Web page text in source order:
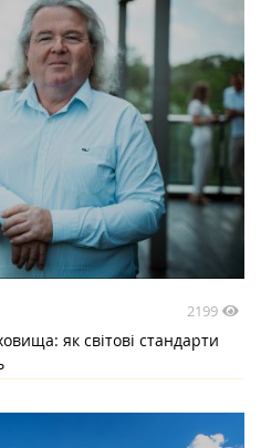
2199
як світові стандарти